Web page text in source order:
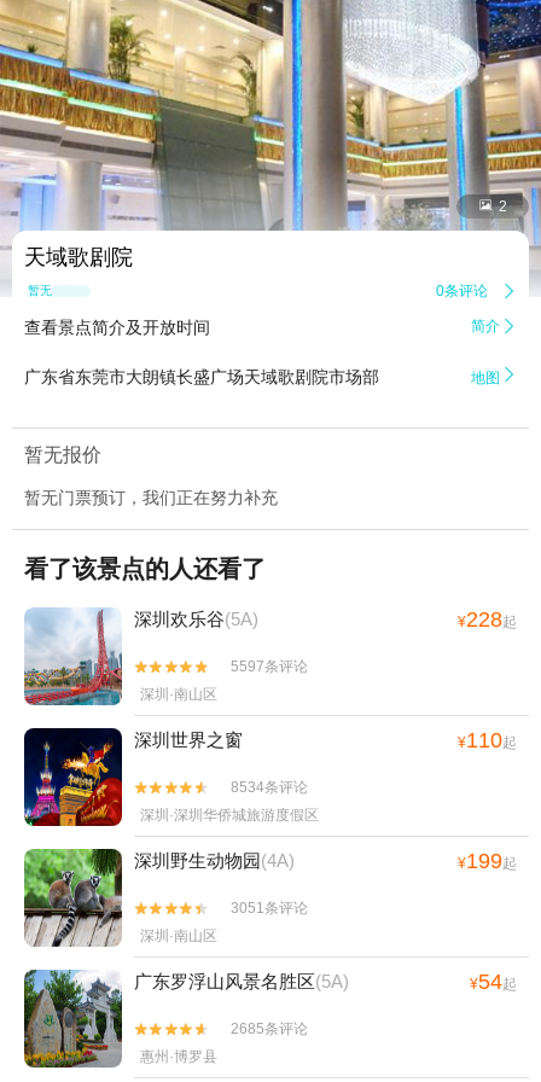
 2
天域歌剧院
暂无点评 0条评论 
查看景点简介及开放时间 简介 
广东省东莞市大朗镇长盛广场天域歌剧院市场部 地图 
暂无报价
暂无门票预订，我们正在努力补充
看了该景点的人还看了
深圳欢乐谷(5A) ¥228起


5597条评论
深圳·南山区
深圳世界之窗 ¥110起


8534条评论
深圳·深圳华侨城旅游度假区
深圳野生动物园(4A) ¥199起


3051条评论
深圳·南山区
广东罗浮山风景名胜区(5A) ¥54起


2685条评论
惠州·博罗县
